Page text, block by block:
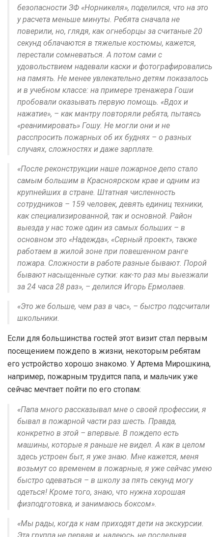
безопасности ЗФ «Норникеля», поделился, что на это
у расчета меньше минуты. Ребята сначала не
поверили, но, глядя, как огнеборцы за считаные 20
секунд облачаются в тяжелые костюмы, кажется,
перестали сомневаться. А потом сами с
удовольствием надевали каски и фотографировались
на память. Не менее увлекательно детям показалось
и в учебном классе: на примере тренажера Гоши
пробовали оказывать первую помощь. «Вдох и
нажатие», – как мантру повторяли ребята, пытаясь
«реанимировать» Гошу. Не могли они и не
расспросить пожарных об их буднях – о разных
случаях, сложностях и даже зарплате.
«После реконструкции наше пожарное депо стало
самым большим в Красноярском крае и одним из
крупнейших в стране. Штатная численность
сотрудников – 159 человек, девять единиц техники,
как специализированной, так и основной. Район
выезда у нас тоже один из самых больших – в
основном это «Надежда», «Серный проект», также
работаем в жилой зоне при повешенном ранге
пожара. Сложности в работе разные бывают. Порой
бывают насыщенные сутки: как-то раз мы выезжали
за 24 часа 28 раз», – делился Игорь Ермолаев.
«Это же больше, чем раз в час», – быстро подсчитали
школьники.
Если для большинства гостей этот визит стал первым
посещением пождепо в жизни, некоторым ребятам
его устройство хорошо знакомо. У Артема Мирошкина,
например, пожарным трудится папа, и мальчик уже
сейчас мечтает пойти по его стопам:
«Папа много рассказывал мне о своей профессии, я
бывал в пожарной части раз шесть. Правда,
конкретно в этой – впервые. В пождепо есть
машины, которые я раньше не видел. А как в целом
здесь устроен быт, я уже знаю. Мне кажется, меня
возьмут со временем в пожарные, я уже сейчас умею
быстро одеваться – в школу за пять секунд могу
одеться! Кроме того, знаю, что нужна хорошая
физподготовка, и занимаюсь боксом».
«Мы рады, когда к нам приходят дети на экскурсии.